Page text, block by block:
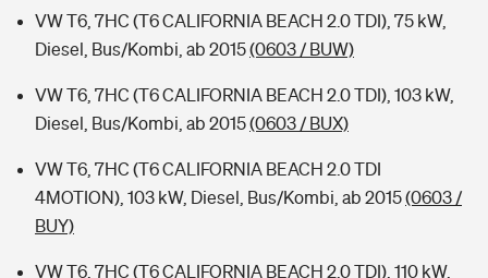
VW T6, 7HC (T6 CALIFORNIA BEACH 2.0 TDI), 75 kW,
Diesel, Bus/Kombi, ab 2015(0603 / BUW)
VW T6, 7HC (T6 CALIFORNIA BEACH 2.0 TDI), 103 kW,
Diesel, Bus/Kombi, ab 2015(0603 / BUX)
VW T6, 7HC (T6 CALIFORNIA BEACH 2.0 TDI
4MOTION), 103 kW, Diesel, Bus/Kombi, ab 2015(0603 /
BUY)
VW T6, 7HC (T6 CALIFORNIA BEACH 2.0 TDI), 110 kW,